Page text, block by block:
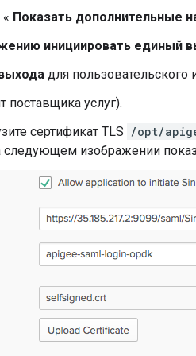
Показать дополнительные
инициировать единый
для
поставщика услуг).
сертификат TLS /opt/
следующем изображении